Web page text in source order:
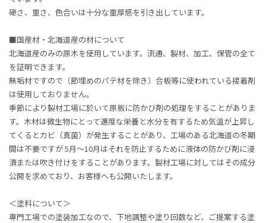
硬さ、重さ、色合いは十分な重厚感を引き出しています。
■国産材・北海道産の材について
北海道産のみの原木を使用しています。流通、製材、加工、保管の全て
を証明できます。
無垢材ですので（節埋めのパテ材を除き）合板等に使われている接着剤
は使用しておりません。
季節により製材工場に於いて原板に防かび剤の処理をすることがありま
す。木材は微生物にとって適度な栄養と水分を有するため気温が上昇し
てくるとカビ（真菌）が発生することがあり、工場のある北海道の冬期
間は不要ですが 5月〜10月はそれを防止するために液体の防かび剤に浸
漬または吹き付けをすることがあります。製材工場に対してはその成分
公開を求めており、お客様へも公開いたします。
＜塗料について＞
専門工場での塗装加工なので、下地調整や塗り回数など、ご提案する塗